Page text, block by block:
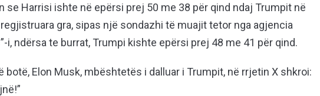
se Harrisi ishte në epërsi prej 50 me 38 për qind ndaj Trumpit në
gra, sipas një sondazhi të muajit tetor nga agjencia
i, ndërsa te burrat, Trumpi kishte epërsi prej 48 me 41 për qind.
botë, Elon Musk, mbështetës i dalluar i Trumpit, në rrjetin X shkroi: